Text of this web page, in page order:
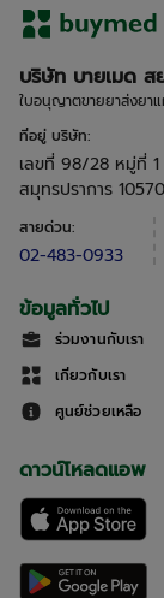
บริษัท บายเมด ส
ใบอนุญาตขายยาส่งยา
ที่อยู่ บริษัท:
เลขที่ 98/28 หมู่ที่ 1
สมุทรปราการ 10570
สายด่วน:
02-483-0933
ข้อมูลทั่วไป
ร่วมงานกับเรา
เกี่ยวกับเรา
ศูนย์ช่วยเหลือ
ดาวน์โหลดแอพ